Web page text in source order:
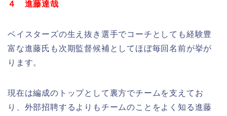
４ 進藤達哉
ベイスターズの生え抜き選手でコーチとしても経験豊
富な進藤氏も次期監督候補としてほぼ毎回名前が挙が
ります。
現在は編成のトップとして裏方でチームを支えてお
り、外部招聘するよりもチームのことをよく知る進藤